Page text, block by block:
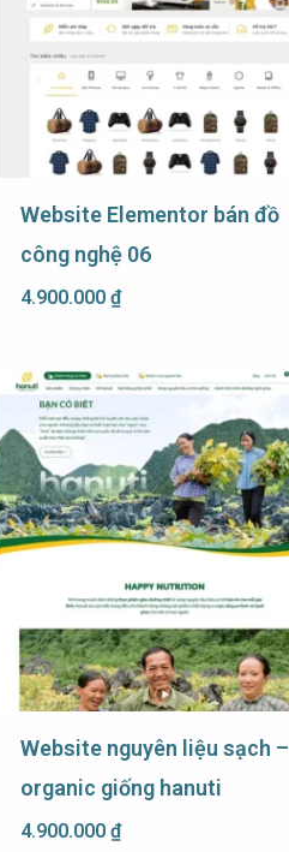
Website Elementor bán đồ
công nghệ 06
4.900.000 ₫
Website nguyên liệu sạch –
organic giống hanuti
4.900.000 ₫